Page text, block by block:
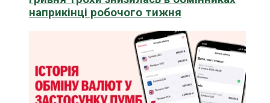
наприкінці робочого тижня